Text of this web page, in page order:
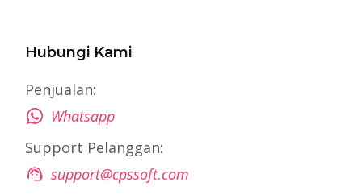
Hubungi Kami
Penjualan:
Whatsapp
Support Pelanggan:
support@cpssoft.com